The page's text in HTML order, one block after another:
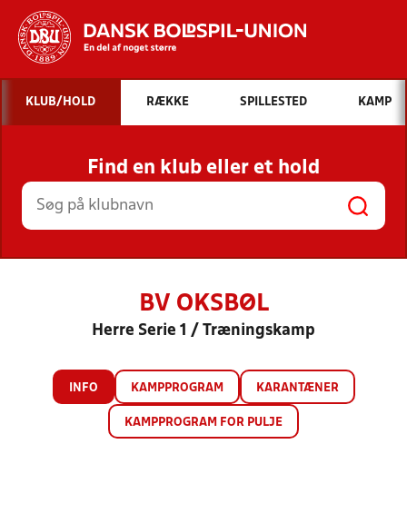
Hvad vil du søge efter?
INDHOLD OG NYHEDER
STILLINGER, RESULTATER, KLUBBER OG
HOLD
KLUB/HOLD RÆKKE SPILLESTED KAMP
Find en klub eller et hold
BV OKSBØL
Herre Serie 1 / Træningskamp
INFO KAMPPROGRAM KARANTÆNER
KAMPPROGRAM FOR PULJE